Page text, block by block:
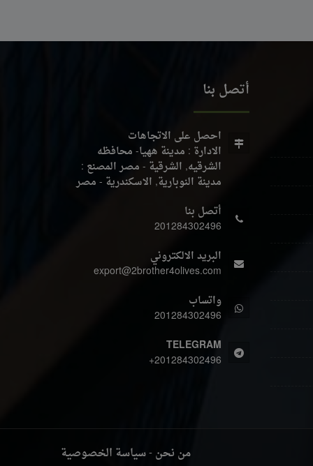
أتصل بنا
احصل على الاتجاهات
الادارة : مدينة ههيا- محافظه
الشرقيه, الشرقية - مصرالمصنع :
مدينة النوبارية, الاسكندرية - مصر
أتصل بنا
201284302496
البريد الالكتروني
export@2brother4olives.com
واتساب
201284302496
TELEGRAM
+201284302496
من نحن-سياسة الخصوصية